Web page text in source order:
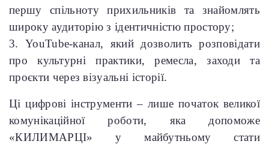
першу спільноту прихильників та знайомлять
широку аудиторію з ідентичністю простору;
3. YouTube-канал, який дозволить розповідати
про культурні практики, ремесла, заходи та
проєкти через візуальні історії.
Ці цифрові інструменти – лише початок великої
комунікаційної роботи, яка допоможе
«КИЛИМАРЦІ» у майбутньому стати